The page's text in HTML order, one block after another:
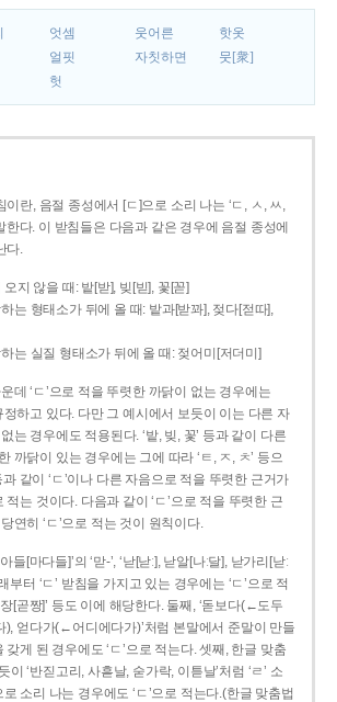
엇셈 웃어른
핫옷
얼핏 자칫하면
뭇[衆]
헛
이란, 음절 종성에서 [ㄷ]으로 소리 나는 ‘ㄷ, ㅅ, ㅆ,
한다. 이 받침들은 다음과 같은 경우에 음절 종성에
다.
지 않을 때: 밭[받], 빚[빋], 꽃[꼳]
는 형태소가 뒤에 올 때: 밭과[받꽈], 젖다[젇따],
는 실질 형태소가 뒤에 올 때: 젖어미[저더미]
데 ‘ㄷ’으로 적을 뚜렷한 까닭이 없는 경우에는
정하고 있다. 다만 그 예시에서 보듯이 이는 다른 자
는 경우에도 적용된다. ‘밭, 빚, 꽃’ 등과 같이 다른
까닭이 있는 경우에는 그에 따라 ‘ㅌ, ㅈ, ㅊ’ 등으
과 같이 ‘ㄷ’이나 다른 자음으로 적을 뚜렷한 근거가
적는 것이다. 다음과 같이 ‘ㄷ’으로 적을 뚜렷한 근
연히 ‘ㄷ’으로 적는 것이 원칙이다.
들[마다들]’의 ‘맏-’, ‘낟[낟ː], 낟알[나ː달], 낟가리[낟ː
부터 ‘ㄷ’ 받침을 가지고 있는 경우에는 ‘ㄷ’으로 적
[곧짱]’ 등도 이에 해당한다. 둘째, ‘돋보다(←도두
얻다가(←어디에다가)’처럼 본말에서 준말이 만들
갖게 된 경우에도 ‘ㄷ’으로 적는다. 셋째, 한글 맞춤
이 ‘반짇고리, 사흗날, 숟가락, 이튿날’처럼 ‘ㄹ’ 소
로 소리 나는 경우에도 ‘ㄷ’으로 적는다.(한글 맞춤법